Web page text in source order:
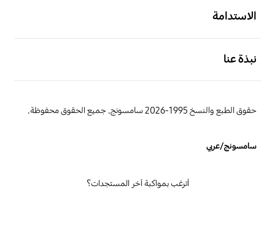
الاستدامة
نبذة عنا
حقوق الطبع والنسخ 1995-2026 سامسونج. جميع الحقوق محفوظة.
سامسونج/عربي
أترغب بمواكبة آخر المستجدات؟